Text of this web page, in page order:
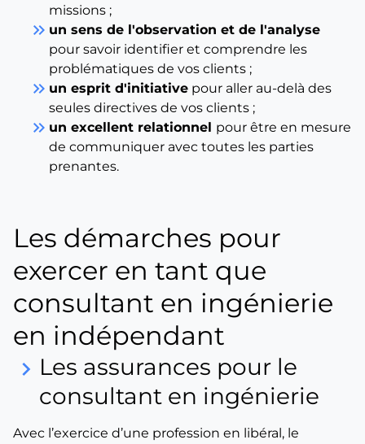
missions ;
keyboard_double_arrow_right un sens de l'observation et de l'analyse
pour savoir identifier et comprendre les
problématiques de vos clients ;
keyboard_double_arrow_right un esprit d'initiative pour aller au-delà des
seules directives de vos clients ;
keyboard_double_arrow_right un excellent relationnel pour être en mesure
de communiquer avec toutes les parties
prenantes.
Les démarches pour
exercer en tant que
consultant en ingénierie
en indépendant
keyboard_arrow_right Les assurances pour le
consultant en ingénierie
Avec l’exercice d’une profession en libéral, le